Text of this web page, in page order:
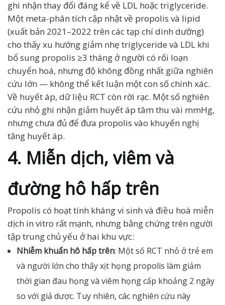
ghi nhận thay đổi đáng kể về LDL hoặc triglyceride.
Một meta-phân tích cập nhật về propolis và lipid
(xuất bản 2021–2022 trên các tạp chí dinh dưỡng)
cho thấy xu hướng giảm nhẹ triglyceride và LDL khi
bổ sung propolis ≥3 tháng ở người có rối loạn
chuyển hoá, nhưng độ không đồng nhất giữa nghiên
cứu lớn — không thể kết luận một con số chính xác.
Về huyết áp, dữ liệu RCT còn rời rạc. Một số nghiên
cứu nhỏ ghi nhận giảm huyết áp tâm thu vài mmHg,
nhưng chưa đủ để đưa propolis vào khuyến nghị
tăng huyết áp.
4. Miễn dịch, viêm và
đường hô hấp trên
Propolis có hoạt tính kháng vi sinh và điều hoà miễn
dịch in vitro rất mạnh, nhưng bằng chứng trên người
tập trung chủ yếu ở hai khu vực:
Nhiễm khuẩn hô hấp trên: Một số RCT nhỏ ở trẻ em
và người lớn cho thấy xịt họng propolis làm giảm
thời gian đau họng và viêm họng cấp khoảng 2 ngày
so với giả dược. Tuy nhiên, các nghiên cứu này